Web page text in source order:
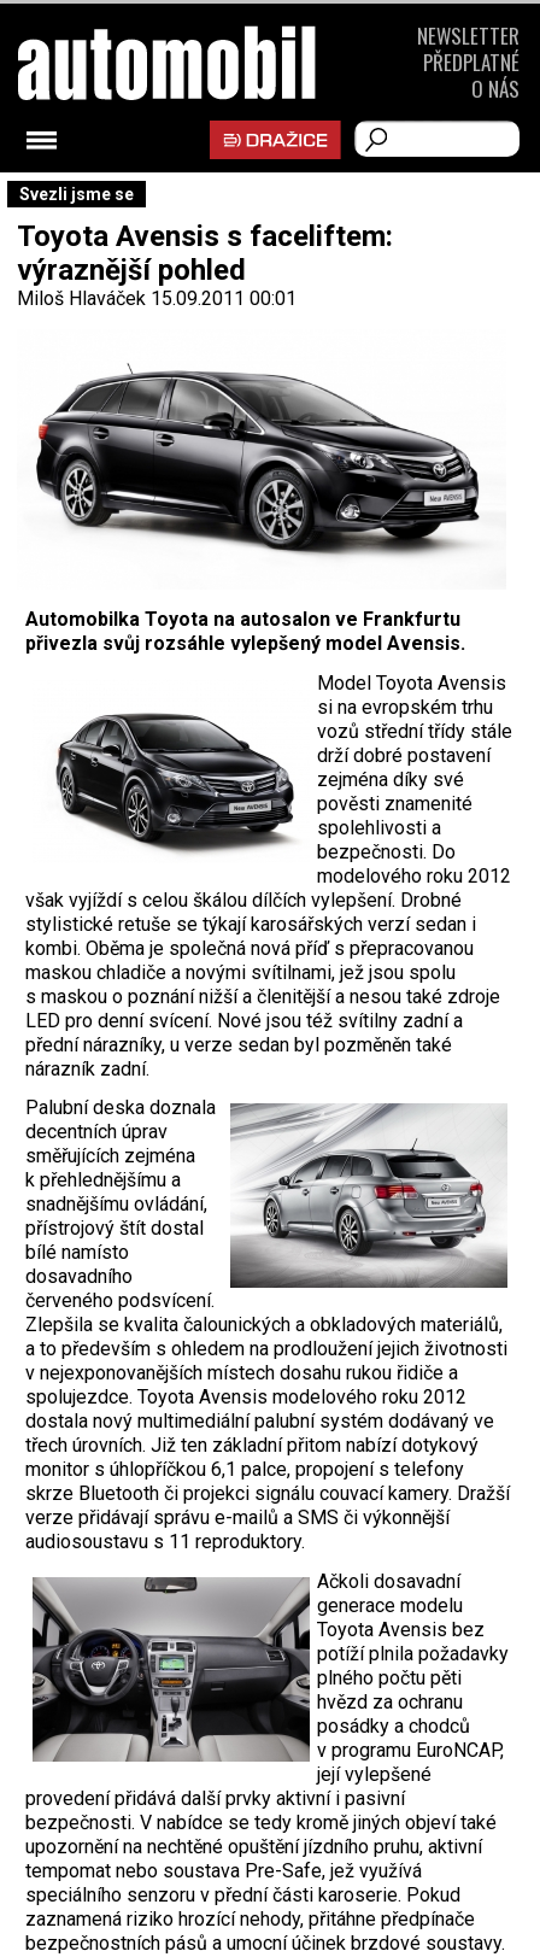
Svezli jsme se
Toyota Avensis s faceliftem:
výraznější pohled
Miloš Hlaváček 15.09.2011 00:01
Automobilka Toyota na autosalon ve Frankfurtu
přivezla svůj rozsáhle vylepšený model Avensis.
Model Toyota Avensis
si na evropském trhu
vozů střední třídy stále
drží dobré postavení
zejména díky své
pověsti znamenité
spolehlivosti a
bezpečnosti. Do
modelového roku 2012
však vyjíždí s celou škálou dílčích vylepšení. Drobné
stylistické retuše se týkají karosářských verzí sedan i
kombi. Oběma je společná nová příď s přepracovanou
maskou chladiče a novými svítilnami, jež jsou spolu
s maskou o poznání nižší a členitější a nesou také zdroje
LED pro denní svícení. Nové jsou též svítilny zadní a
přední nárazníky, u verze sedan byl pozměněn také
nárazník zadní.
Palubní deska doznala
decentních úprav
směřujících zejména
k přehlednějšímu a
snadnějšímu ovládání,
přístrojový štít dostal
bílé namísto
dosavadního
červeného podsvícení.
Zlepšila se kvalita čalounických a obkladových materiálů,
a to především s ohledem na prodloužení jejich životnosti
v nejexponovanějších místech dosahu rukou řidiče a
spolujezdce. Toyota Avensis modelového roku 2012
dostala nový multimediální palubní systém dodávaný ve
třech úrovních. Již ten základní přitom nabízí dotykový
monitor s úhlopříčkou 6,1 palce, propojení s telefony
skrze Bluetooth či projekci signálu couvací kamery. Dražší
verze přidávají správu e-mailů a SMS či výkonnější
audiosoustavu s 11 reproduktory.
Ačkoli dosavadní
generace modelu
Toyota Avensis bez
potíží plnila požadavky
plného počtu pěti
hvězd za ochranu
posádky a chodců
v programu EuroNCAP,
její vylepšené
provedení přidává další prvky aktivní i pasivní
bezpečnosti. V nabídce se tedy kromě jiných objeví také
upozornění na nechtěné opuštění jízdního pruhu, aktivní
tempomat nebo soustava Pre-Safe, jež využívá
speciálního senzoru v přední části karoserie. Pokud
zaznamená riziko hrozící nehody, přitáhne předpínače
bezpečnostních pásů a umocní účinek brzdové soustavy.
NEWSLETTER
PŘEDPLATNÉ
O NÁS